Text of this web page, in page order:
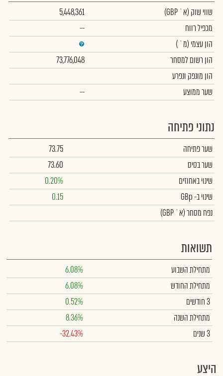
שווי שוק (א` GBP)
5,448,361
מכפיל רווח
--
הון עצמי (מ` )
הון רשום למסחר
73,776,048
הון מונפק ונפרע
שער ממוצע
--
נתוני פתיחה
שער פתיחה
73.75
שער בסיס
73.60
שינוי באחוזים
0.20%
שינויב- GBp
0.15
נפח מסחר(א` GBP)
תשואות
מתחילת השבוע
6.08%
מתחילת החודש
6.08%
3 חודשים
0.52%
מתחילת השנה
8.36%
3 שנים
-32.43%
היצע